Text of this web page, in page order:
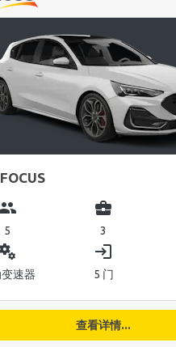
5
business_center
3
miscellaneous_services
速器
login
5 门
查看详情...